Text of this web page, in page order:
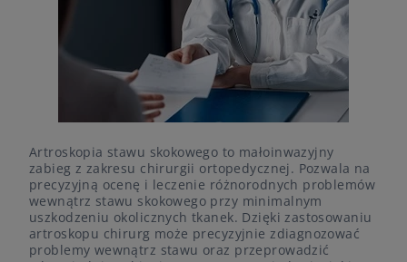
Artroskopia stawu skokowego to małoinwazyjny
zabieg z zakresu chirurgii ortopedycznej. Pozwala na
precyzyjną ocenę i leczenie różnorodnych problemów
wewnątrz stawu skokowego przy minimalnym
uszkodzeniu okolicznych tkanek. Dzięki zastosowaniu
artroskopu chirurg może precyzyjnie zdiagnozować
problemy wewnątrz stawu oraz przeprowadzić